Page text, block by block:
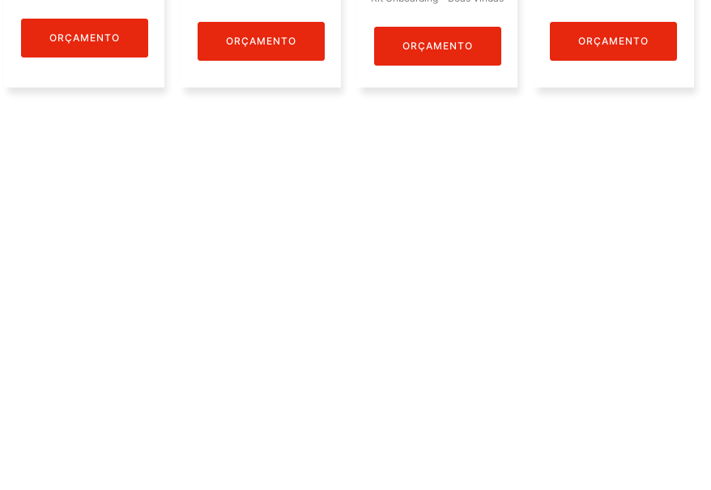
ORÇAMENTO ORÇAMENTO ORÇAMENTO ORÇAMENTO